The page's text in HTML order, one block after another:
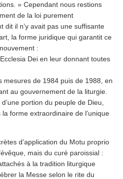
» Cependant nous restions
de la loi purement
dit il n’y avait pas une suffisante
la forme juridique qui garantit ce
:
Dei en leur donnant toutes
mesures de 1984 puis de 1988, en
au gouvernement de la liturgie.
portion du peuple de Dieu,
forme extraordinaire de l’unique
d’application du Motu proprio
mais du curé paroissial :
à la tradition liturgique
la Messe selon le rite du